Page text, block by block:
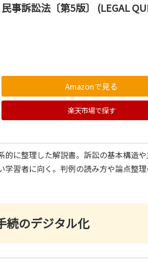
民事訴訟法〔第5版〕 (LEGAL
Amazonで見る
楽天市場で探す
に整理した解説書。訴訟の基本構造や
学習者に向く。判例の読み方や論点整
続のデジタル化